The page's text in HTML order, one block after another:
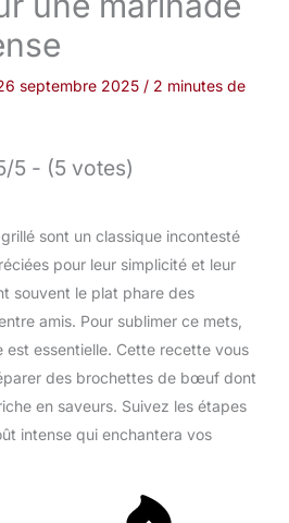
septembre 2025 / 2 minutes de
5 - (5 votes)
sont un classique incontesté
pour leur simplicité et leur
souvent le plat phare des
amis. Pour sublimer ce mets,
est essentielle. Cette recette vous
des brochettes de bœuf dont
en saveurs. Suivez les étapes
intense qui enchantera vos